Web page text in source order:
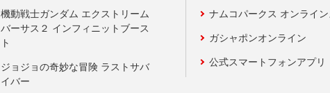
機動戦士ガンダム エクストリーム
バーサス２ インフィニットブース
ト
ジョジョの奇妙な冒険 ラストサバ
イバー
ナムコパークス オンライ
ガシャポンオンライン
公式スマートフォンアプリ